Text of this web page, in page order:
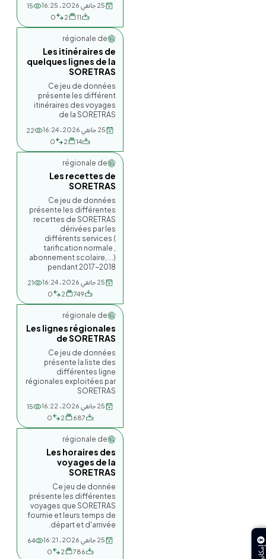
25 جانفي 2026، 16:25
15
11
2
0
Société régionale de...
Les itinéraires de
quelques lignes de la
SORETRAS
Ce jeu de données
présente les différent
itinéraires des voyages
de la SORETRAS
25 جانفي 2026، 16:24
22
14
2
0
Société régionale de...
Les recettes de
SORETRAS
Ce jeu de données
présente les différentes
recettes de SORETRAS
dérivées par les
différents services (
tarification normale ,
abonnement scolaire, ...)
pendant 2017-2018
25 جانفي 2026، 16:24
21
749
2
0
Société régionale de...
Les lignes régionales
de SORETRAS
Ce jeu de données
présente la liste des
différentes ligne
régionales exploitées par
SORETRAS
25 جانفي 2026، 16:22
15
687
2
0
Société régionale de...
Les horaires des
voyages de la
SORETRAS
Ce jeu de donnée
présente les différentes
voyages que SORETRAS
fournie et leurs temps de
départ et d'arrivée.
25 جانفي 2026، 16:21
64
786
2
0